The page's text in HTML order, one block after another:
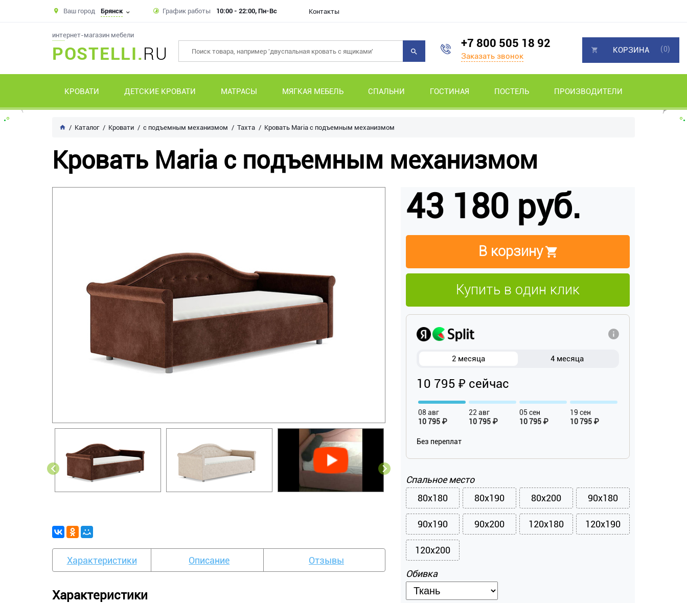
Ваш город Брянск График работы 10:00 - 22:00, Пн-Вс Контакты
интернет-магазин мебели
POSTELLI.RU
+7 800 505 18 92
Заказать звонок
КРОВАТИ ДЕТСКИЕ КРОВАТИ МАТРАСЫ МЯГКАЯ МЕБЕЛЬ СПАЛЬНИ ГОСТИНАЯ ПОСТЕЛЬ ПРОИЗВОДИТЕЛИ
КОРЗИНА (0)
Каталог Кровати с подъемным механизмом Тахта Кровать Maria с подъемным механизмом
Кровать Maria с подъемным механизмом
Характеристики Описание Отзывы
Характеристики
43 180 руб.
В корзину
Купить в один клик
2 месяца 4 месяца
10 795 ₽ сейчас
08 авг
10 795 ₽
22 авг
10 795 ₽
05 сен
10 795 ₽
19 сен
10 795 ₽
Без переплат
Спальное место
80x180
80x190 80x200 90x180
90x190 90x200 120x180 120x190
120x200
Обивка